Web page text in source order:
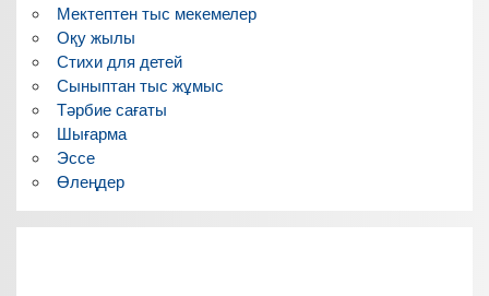
Мектептен тыс мекемелер
Оқу жылы
Стихи для детей
Сыныптан тыс жұмыс
Тәрбие сағаты
Шығарма
Эссе
Өлеңдер